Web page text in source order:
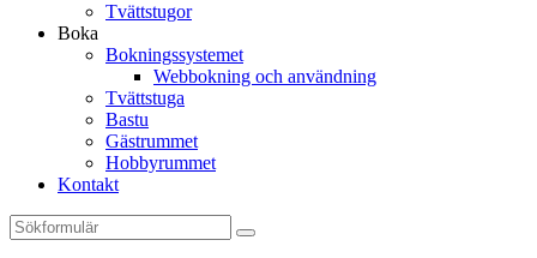
Tvättstugor
Boka
Bokningssystemet
Webbokning och användning
Tvättstuga
Bastu
Gästrummet
Hobbyrummet
Kontakt